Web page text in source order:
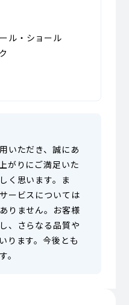
ル・ショール
いただき、誠にあ
がりにご満足いた
く思います。ま
ービスについては
りません。お客様
、さらなる品質や
ります。今後とも
。